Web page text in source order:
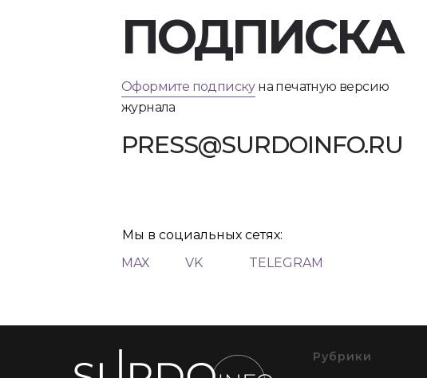
Оформите подпискуна печатную версию
журнала
ПОДПИСКА
PRESS@SURDOINFO.RU
TELEGRAM
VK
MAX
Мы в социальных сетях:
Рубрики